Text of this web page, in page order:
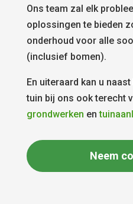
Ons team zal elk
oplossingen te bieden
onderhoud voor alle
(inclusief bomen).
En uiteraard kan u
tuin bij ons ook terecht
grondwerken en
Neem